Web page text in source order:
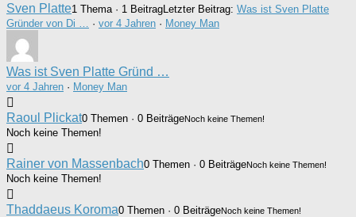
Sven Platte1 Thema · 1 BeitragLetzter Beitrag: Was ist Sven Platte
Gründer von Di …
· vor 4 Jahren · Money Man
Was ist Sven Platte Gründ …
vor 4 Jahren · Money Man
Raoul Plickat0 Themen · 0 BeiträgeNoch keine Themen!
Noch keine Themen!
Rainer von Massenbach0 Themen · 0 BeiträgeNoch keine Themen!
Noch keine Themen!
Thaddaeus Koroma0 Themen · 0 BeiträgeNoch keine Themen!